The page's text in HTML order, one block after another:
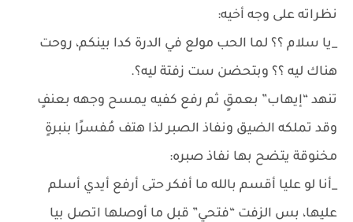
نظراته على وجه أخيه:
_يا سلام ؟؟ لما الحب مولع في الدرة كدا بينكم، روحت
هناك ليه ؟؟ وبتحضن ست زفتة ليه؟.
تنهد “إيهاب” بعمقٍ ثم رفع كفيه يمسح وجهه بعنفٍ
وقد تملكه الضيق ونفاذ الصبر لذا هتف مُفسرًا بنبرةٍ
مخنوقة يتضح بها نفاذ صبره:
_أنا لو عليا أقسم بالله ما أفكر حتى أرفع أيدي أسلم
عليها، بس الزفت “فتحي” قبل ما أوصلها اتصل بيا